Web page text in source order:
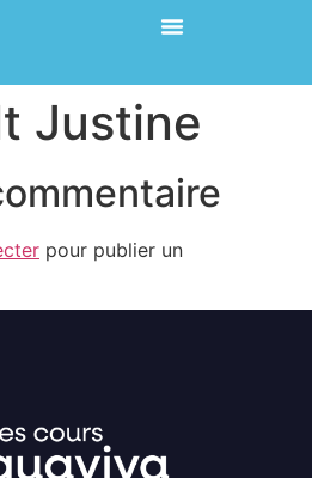
Justine
pour publier un